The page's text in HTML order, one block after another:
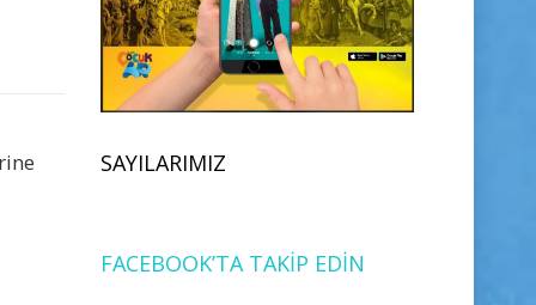
SAYILARIMIZ
FACEBOOK’TA TAKİP EDİN